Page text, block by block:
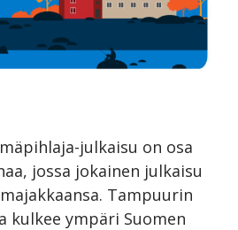
julkaisu on osa
jossa jokainen julkaisu
Tampuurin
kulkee ympäri Suomen